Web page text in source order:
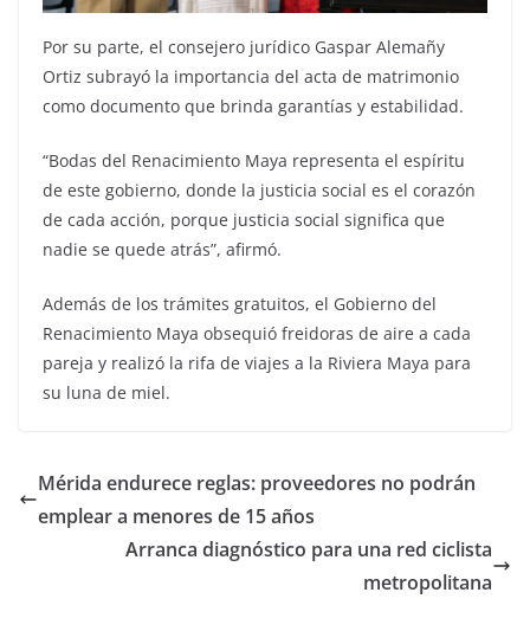
Por su parte, el consejero jurídico Gaspar Alemañy
Ortiz subrayó la importancia del acta de matrimonio
como documento que brinda garantías y estabilidad.
“Bodas del Renacimiento Maya representa el espíritu
de este gobierno, donde la justicia social es el corazón
de cada acción, porque justicia social significa que
nadie se quede atrás”, afirmó.
Además de los trámites gratuitos, el Gobierno del
Renacimiento Maya obsequió freidoras de aire a cada
pareja y realizó la rifa de viajes a la Riviera Maya para
su luna de miel.
Mérida endurece reglas: proveedores no podrán
emplear a menores de 15 años
Arranca diagnóstico para una red ciclista
metropolitana